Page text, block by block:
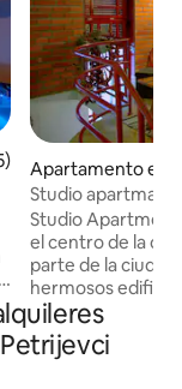
promedio: 4.92 de
Apartamento en
Studio apartman
Studio
el centro de la
parte de la
hermosos
lado de la calle
parque con
Junto al Park